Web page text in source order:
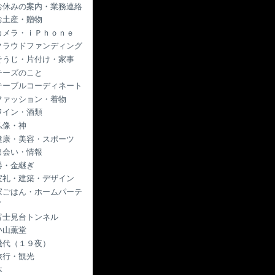
休みの案内・業務連絡
土産・贈物
メラ・ｉＰｈｏｎｅ
ラウドファンディング
うじ・片付け・家事
ーズのこと
ーブルコーディネート
ァッション・着物
イン・酒類
像・神
康・美容・スポーツ
会い・情報
・金継ぎ
礼・建築・デザイン
ごはん・ホームパーテ
士見台トンネル
山薫堂
代（１９夜）
行・観光